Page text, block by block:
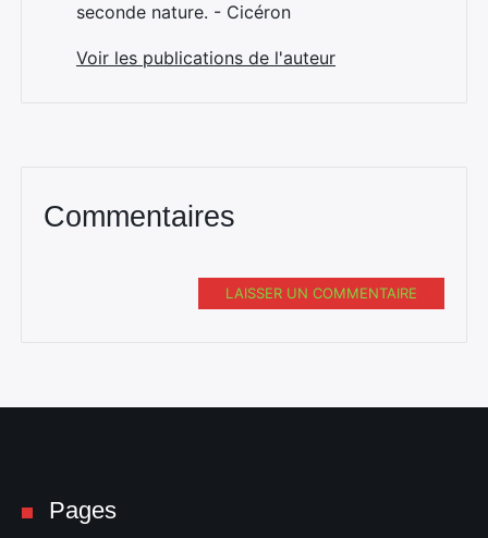
seconde nature. - Cicéron
Voir les publications de l'auteur
Commentaires
LAISSER UN COMMENTAIRE
Pages